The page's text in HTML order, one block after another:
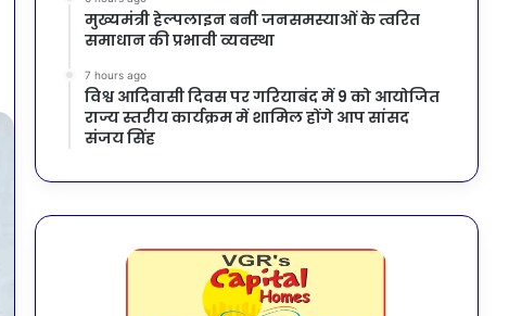
मुख्यमंत्री हेल्पलाइन बनी जनसमस्याओं के त्वरित
समाधान की प्रभावी व्यवस्था
7 hours ago
विश्व आदिवासी दिवस पर गरियाबंद में 9 को आयोजित
राज्य स्तरीय कार्यक्रम में शामिल होंगे आप सांसद
संजय सिंह